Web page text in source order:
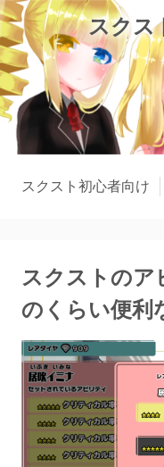
スクス
スクスト初心者向け
スクストのア
のくらい便利